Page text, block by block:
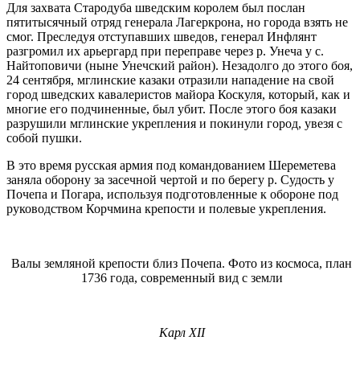
Для захвата Стародуба шведским королем был послан
пятитысяч­ный отряд генерала Лагеркрона, но города взять не
смог. Преследуя от­ступавших шведов, генерал Инфлянт
разгромил их арьергард при пере­праве через р. Унеча у с.
Найтоповичи (ныне Унечский район). Незадолго до этого боя,
24 сентября, мглинские казаки отразили нападение на свой
город шведских кавалеристов майора Коскуля, который, как и
многие его подчиненные, был убит. После этого боя казаки
разрушили мглинские укрепления и покинули город, увезя с
собой пушки.
В это время русская армия под командованием Шереметева
заняла оборону за засечной чертой и по берегу р. Судость у
Почепа и Погара, ис­пользуя подготовленные к обороне под
руководством Корчмина крепости и полевые укрепления.
Валы земляной крепости близ Почепа. Фото из космоса, план
1736 года, современный вид с земли
Карл XII